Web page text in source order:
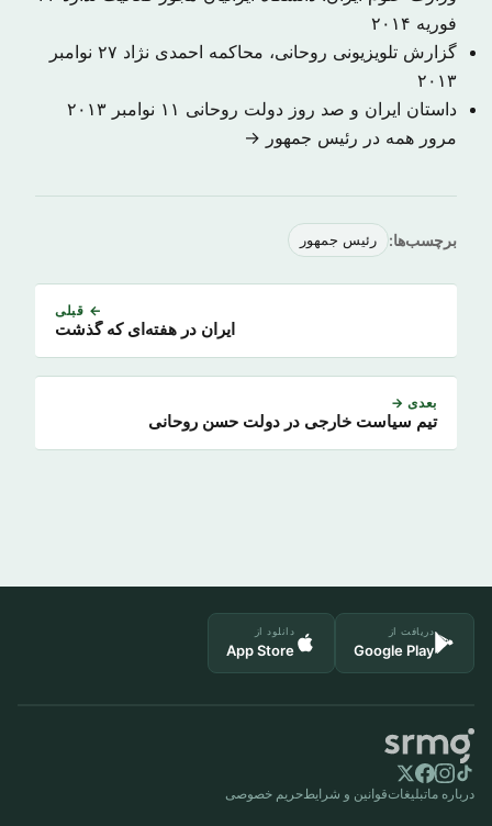
فوریه ۲۰۱۴
گزارش تلویزیونی روحانی، محاکمه احمدی نژاد
۲۷ نوامبر
۲۰۱۳
داستان ایران و صد روز دولت روحانی ۱۱ نوامبر ۲۰۱۳
مرور همه در رئیس جمهور →
برچسب‌ها: رئیس جمهور
← قبلی
ایران در هفته‌ای که گذشت
بعدی →
تیم سیاست خارجی در دولت حسن روحانی
دریافت از
Google Play
دانلود از
App Store
درباره ماتبلیغاتقوانین و شرایطحریم خصوصی